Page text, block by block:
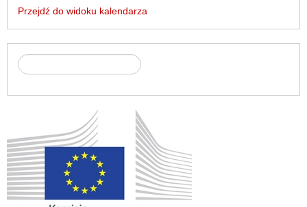
Przejdź do widoku kalendarza